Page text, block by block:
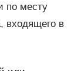
по месту
входящего в